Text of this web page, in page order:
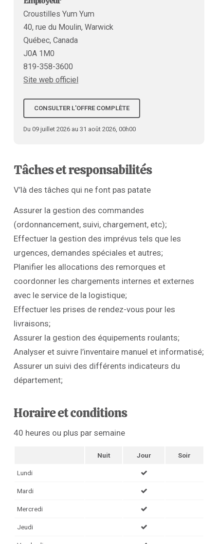
Croustilles Yum Yum
40, rue du Moulin, Warwick
Québec, Canada
J0A 1M0
819-358-3600
Site web officiel
CONSULTER L'OFFRE COMPLÈTE
Du 09 juillet 2026 au 31 août 2026, 00h00
Tâches et responsabilités
V’là des tâches qui ne font pas patate
Assurer la gestion des commandes
(ordonnancement, suivi, chargement, etc);
Effectuer la gestion des imprévus tels que les
urgences, demandes spéciales et autres;
Planifier les allocations des remorques et
coordonner les chargements internes et externes
avec le service de la logistique;
Effectuer les prises de rendez-vous pour les
livraisons;
Assurer la gestion des équipements roulants;
Analyser et suivre l’inventaire manuel et informatisé;
Assurer un suivi des différents indicateurs du
département;
Horaire et conditions
40 heures ou plus par semaine
Nuit Jour Soir
Lundi
Mardi
Mercredi
Jeudi